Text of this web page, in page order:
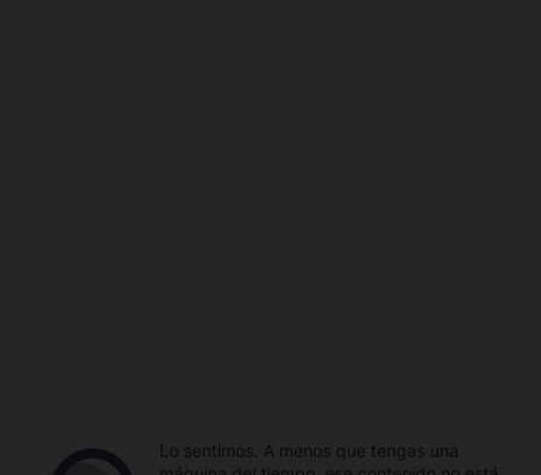
Lo sentimos. A menos que tengas una